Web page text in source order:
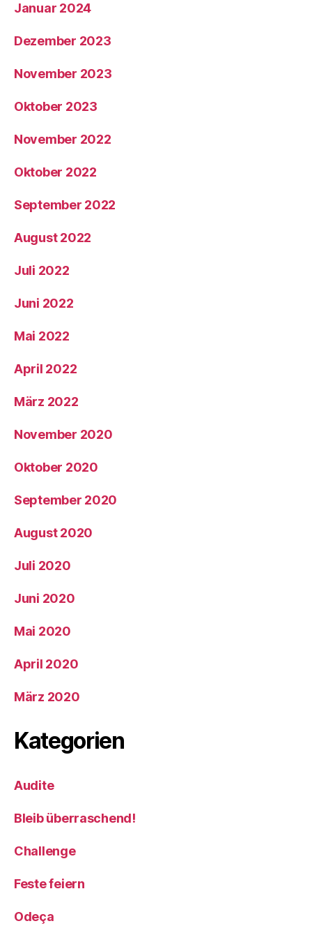
Januar 2024
Dezember 2023
November 2023
Oktober 2023
November 2022
Oktober 2022
September 2022
August 2022
Juli 2022
Juni 2022
Mai 2022
April 2022
März 2022
November 2020
Oktober 2020
September 2020
August 2020
Juli 2020
Juni 2020
Mai 2020
April 2020
März 2020
Kategorien
Audite
Bleib überraschend!
Challenge
Feste feiern
Odeça